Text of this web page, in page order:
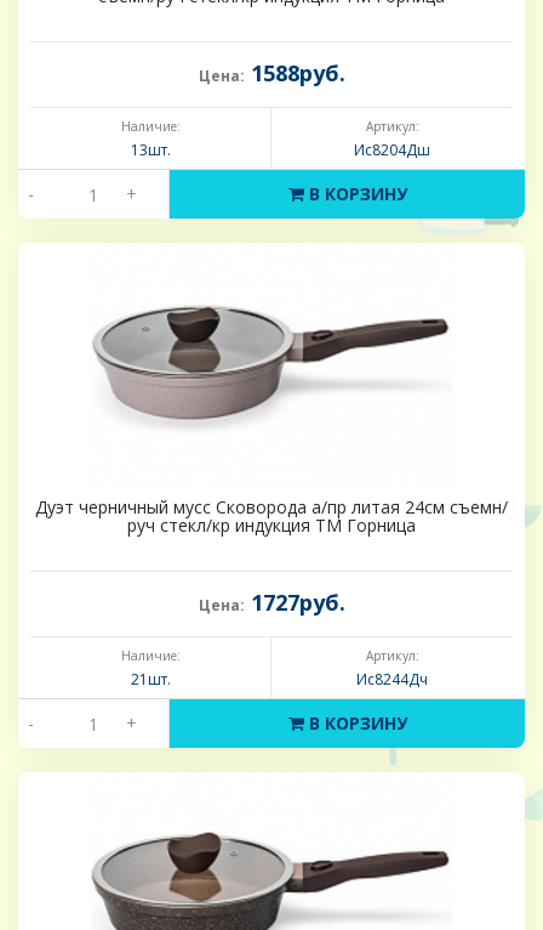
Цена: 1588руб.
Наличие:
13шт.
Артикул:
Ис8204Дш
- + В КОРЗИНУ
Дуэт черничный мусс Сковорода а/пр литая 24см съемн/
руч стекл/кр индукция ТМ Горница
Цена: 1727руб.
Наличие:
21шт.
Артикул:
Ис8244Дч
- + В КОРЗИНУ